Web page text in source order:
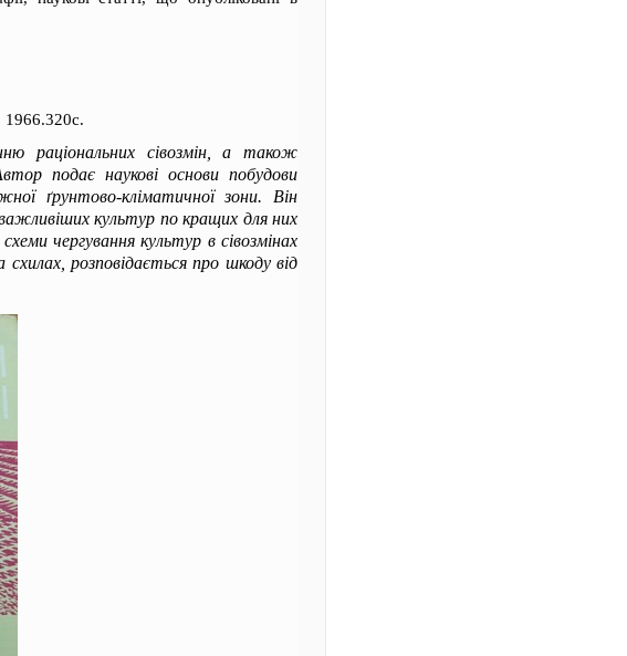
раціональних сівозмін, а також
подає наукові основи побудови
ґрунтово-кліматичної зони. Він
культур по кращих для них
чергування культур в сівозмінах
розповідається про шкоду від